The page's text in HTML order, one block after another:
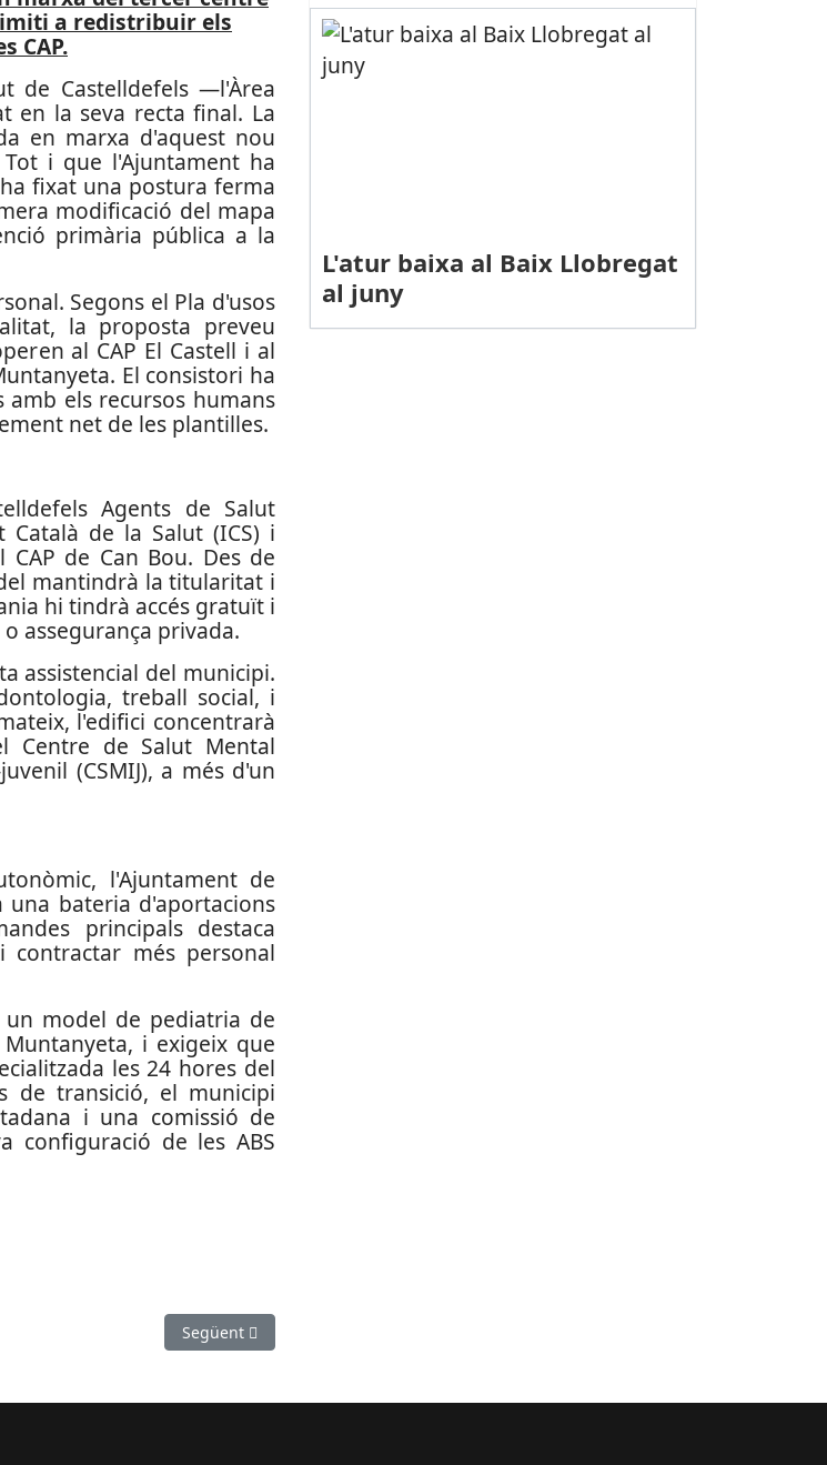
a redistribuir els
CAP.
de Castelldefels —l'Àrea
en la seva recta final. La
en marxa d'aquest nou
i que l'Ajuntament ha
fixat una postura ferma
modificació del mapa
primària pública a la
Segons el Pla d'usos
la proposta preveu
al CAP El Castell i al
El consistori ha
els recursos humans
net de les plantilles.
Agents de Salut
de la Salut (ICS) i
de Can Bou. Des de
mantindrà la titularitat i
hi tindrà accés gratuït i
assegurança privada.
assistencial del municipi.
treball social, i
l'edifici concentrarà
Centre de Salut Mental
(CSMIJ), a més d'un
l'Ajuntament de
una bateria d'aportacions
principals destaca
contractar més personal
model de pediatria de
i exigeix que
les 24 hores del
de transició, el municipi
i una comissió de
configuració de les ABS
Participatius 2026Article següent: Salut inicia les obres del cinquè CAP de Sant Boi amb una inversió
Següent
L'atur baixa al Baix Llobregat
al juny